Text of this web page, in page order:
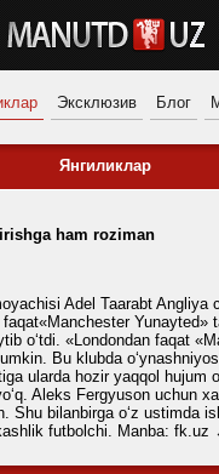
Эксклюзив Блог
Янгиликлар
ham roziman
Adel Taarabt Angliya
Yunayted»
o‘tdi. «Londondan faqat
Bu klubda
ularda hozir yaqqol hujum
Aleks Fergyuson uchun
Shu bilanbirga o‘z ustimda
futbolchi. Manba: fk.uz